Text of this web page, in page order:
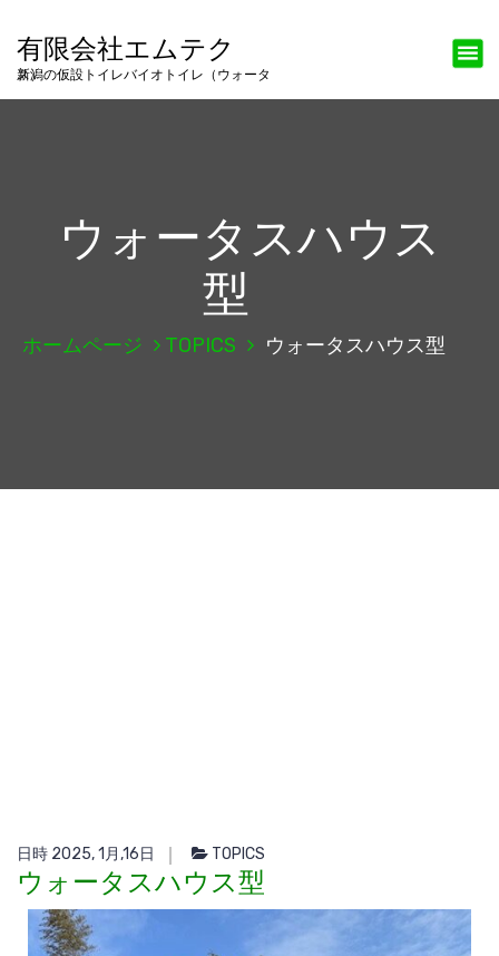
有限会社エムテク
新潟の仮設トイレバイオトイレ（ウォータス）
ウォータスハウス
型
ホームページ TOPICS ウォータスハウス型
日時 2025, 1月,16日 TOPICS
ウォータスハウス型